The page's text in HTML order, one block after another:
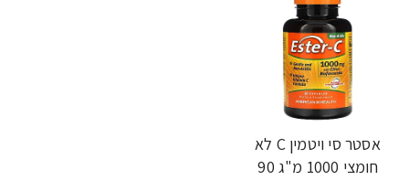
-37%
אסטר סי ויטמין C לא
חומצי 1000 מ"ג 90